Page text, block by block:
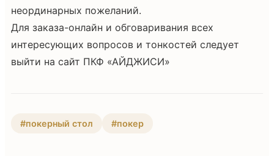
неординарных пожеланий.
Для заказа-онлайн и обговаривания всех
интересующих вопросов и тонкостей следует
выйти на сайт ПКФ «АЙДЖИСИ»
#покерный стол #покер